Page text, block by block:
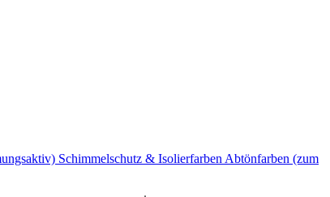
Schimmelschutz & Isolierfarben Abtönfarben (zum